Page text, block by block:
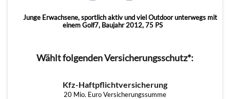
Junge Erwachsene, sportlich aktiv und viel Outdoor unterwegs mit
einem Golf7, Baujahr 2012, 75 PS
Wählt folgenden Versicherungsschutz*:
Kfz-Haftpflichtversicherung
20 Mio. Euro Versicherungssumme